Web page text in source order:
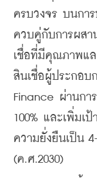
ครบวงจร บนการ
ควบคู่กับการผส
เชื่อที่มีคุณภาพแ
สินเชื่อผู้ประกอบ
Finance ผ่านกา
100% และเพิ่มเ
ความยั่งยืนเป็น
(ค.ศ.2030)